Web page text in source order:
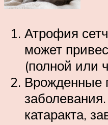
Атрофия
может
(полной или
Врожденные
катаракта,